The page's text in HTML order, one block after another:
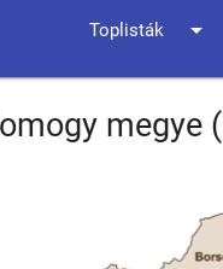
Toplisták arrow_drop_down
megye